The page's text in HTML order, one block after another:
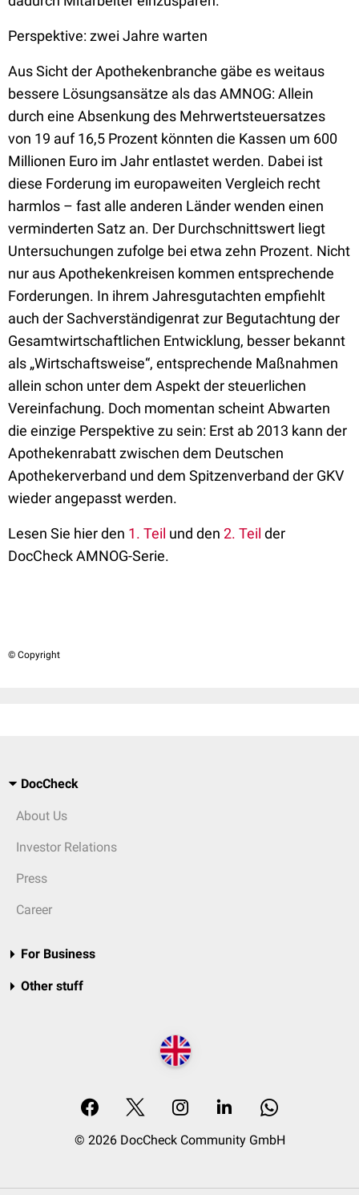
Perspektive: zwei Jahre warten
Aus Sicht der Apothekenbranche gäbe es weitaus
bessere Lösungsansätze als das AMNOG: Allein
durch eine Absenkung des Mehrwertsteuersatzes
von 19 auf 16,5 Prozent könnten die Kassen um 600
Millionen Euro im Jahr entlastet werden. Dabei ist
diese Forderung im europaweiten Vergleich recht
harmlos – fast alle anderen Länder wenden einen
verminderten Satz an. Der Durchschnittswert liegt
Untersuchungen zufolge bei etwa zehn Prozent. Nicht
nur aus Apothekenkreisen kommen entsprechende
Forderungen. In ihrem Jahresgutachten empfiehlt
auch der Sachverständigenrat zur Begutachtung der
Gesamtwirtschaftlichen Entwicklung, besser bekannt
als „Wirtschaftsweise“, entsprechende Maßnahmen
allein schon unter dem Aspekt der steuerlichen
Vereinfachung. Doch momentan scheint Abwarten
die einzige Perspektive zu sein: Erst ab 2013 kann der
Apothekenrabatt zwischen dem Deutschen
Apothekerverband und dem Spitzenverband der GKV
wieder angepasst werden.
Lesen Sie hier den 1. Teil und den 2. Teil der
DocCheck AMNOG-Serie.
© Copyright
DocCheck
About Us
Investor Relations
Press
Career
For Business
Other stuff
© 2026 DocCheck Community GmbH